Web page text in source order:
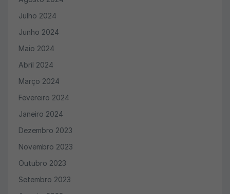
Julho 2024
Junho 2024
Maio 2024
Abril 2024
Março 2024
Fevereiro 2024
Janeiro 2024
Dezembro 2023
Novembro 2023
Outubro 2023
Setembro 2023